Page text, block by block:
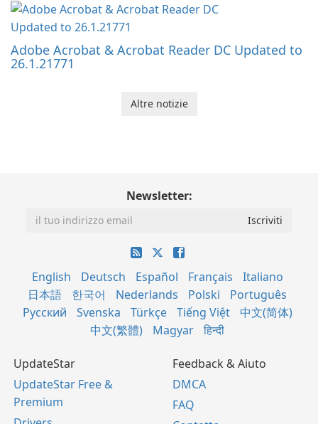
Adobe Acrobat & Acrobat Reader DC Updated to
26.1.21771
Altre notizie
Newsletter:
English Deutsch Español Français
Italiano
日本語
한국어 Nederlands Polski
Português
Русский
Svenska Türkçe Tiếng Việt
中文(简体)
中文(繁體)
Magyar हिन्दी
UpdateStar
UpdateStar Free &
Premium
Feedback & Aiuto
DMCA
FAQ